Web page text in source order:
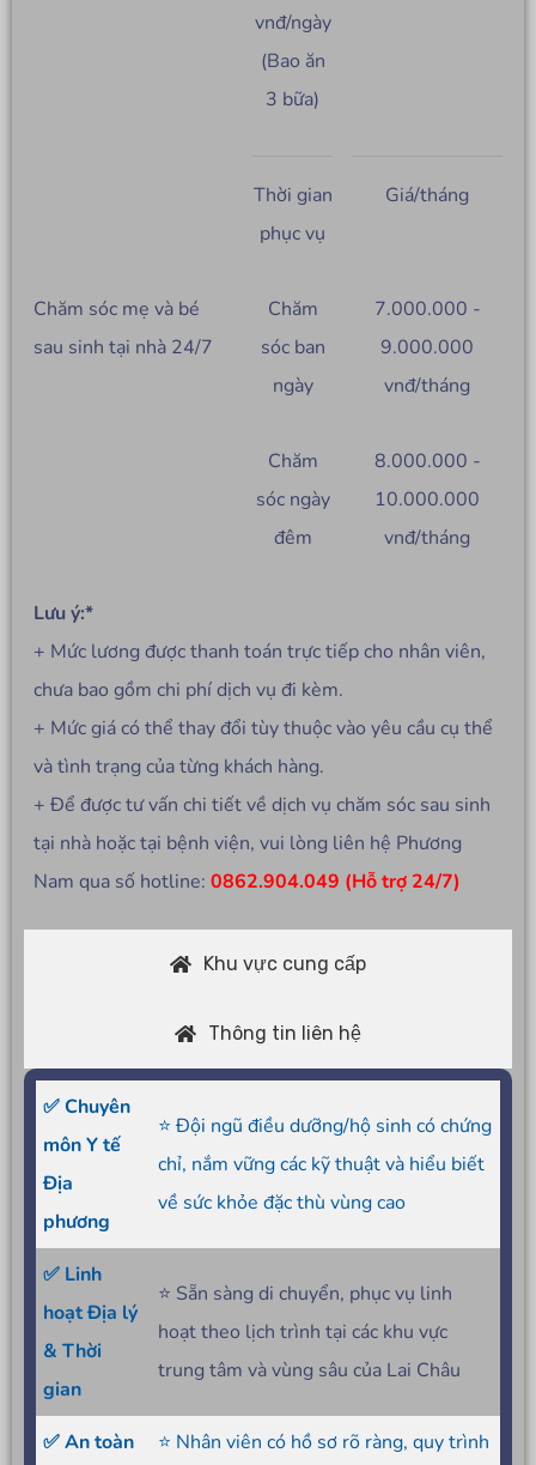
vnđ/ngày
(Bao ăn
3 bữa)
Thời gian
phục vụ
Giá/tháng
Chăm sóc mẹ và bé
sau sinh tại nhà 24/7
Chăm
sóc ban
ngày
7.000.000 -
9.000.000
vnđ/tháng
Chăm
sóc ngày
đêm
8.000.000 -
10.000.000
vnđ/tháng
Lưu ý:*
+ Mức lương được thanh toán trực tiếp cho nhân viên,
chưa bao gồm chi phí dịch vụ đi kèm.
+ Mức giá có thể thay đổi tùy thuộc vào yêu cầu cụ thể
và tình trạng của từng khách hàng.
+ Để được tư vấn chi tiết về dịch vụ chăm sóc sau sinh
tại nhà hoặc tại bệnh viện, vui lòng liên hệ Phương
Nam qua số hotline: 0862.904.049 (Hỗ trợ 24/7)
Khu vực cung cấp
Thông tin liên hệ
✅ Chuyên
môn Y tế
Địa
phương
⭐ Đội ngũ điều dưỡng/hộ sinh có chứng
chỉ, nắm vững các kỹ thuật và hiểu biết
về sức khỏe đặc thù vùng cao
✅ Linh
hoạt Địa lý
& Thời
gian
⭐ Sẵn sàng di chuyển, phục vụ linh
hoạt theo lịch trình tại các khu vực
trung tâm và vùng sâu của Lai Châu
✅ An toàn ⭐ Nhân viên có hồ sơ rõ ràng, quy trình